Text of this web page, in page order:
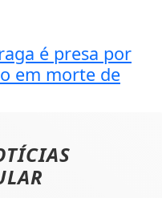
é presa por
em morte de